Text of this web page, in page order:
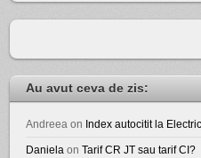
Au avut ceva de zis:
Andreea on Index autocitit la
Daniela onTarif CR JT sau tarif CI?